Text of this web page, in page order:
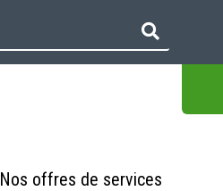
Nos offres de services